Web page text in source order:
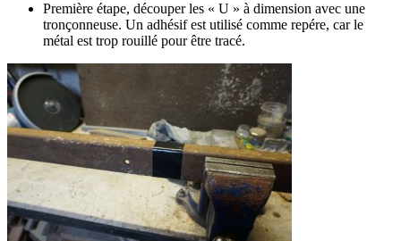
Première étape, découper les « U » à dimension avec une
tronçonneuse. Un adhésif est utilisé comme repére, car le
métal est trop rouillé pour être tracé.